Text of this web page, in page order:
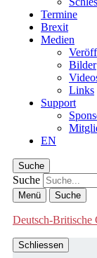
Termine
Brexit
Medien
Bilder
Links
Support
EN
Suche
Suche
Menü Suche
Deutsch-Britische
Schliessen